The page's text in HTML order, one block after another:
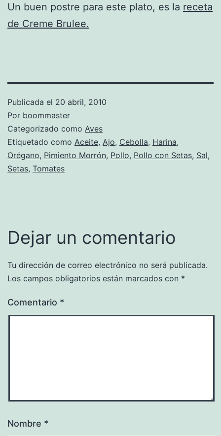
Un buen postre para este plato, es la receta
de Creme Brulee.
Publicada el 20 abril, 2010
Por boommaster
Categorizado como Aves
Etiquetado como Aceite, Ajo, Cebolla, Harina,
Orégano, Pimiento Morrón, Pollo, Pollo con Setas, Sal,
Setas, Tomates
Dejar un comentario
Tu dirección de correo electrónico no será publicada.
Los campos obligatorios están marcados con *
Comentario *
Nombre *